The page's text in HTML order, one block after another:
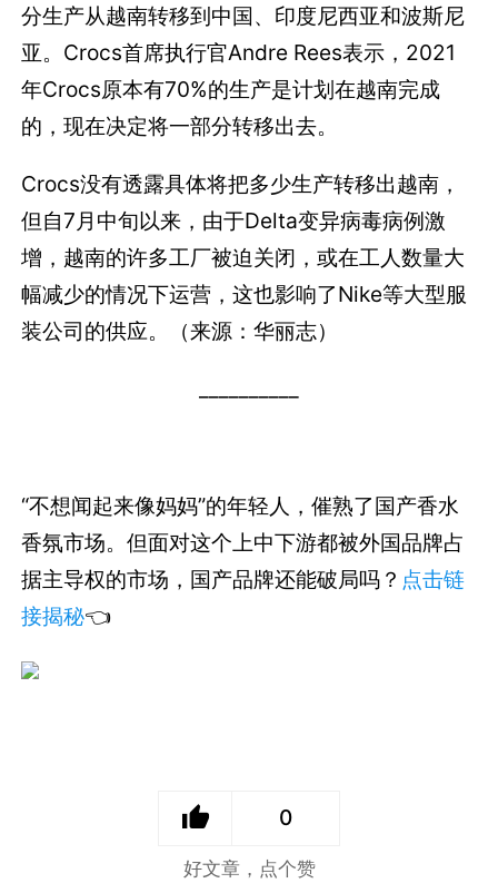
分生产从越南转移到中国、印度尼西亚和波斯尼
亚。Crocs首席执行官Andre Rees表示，2021
年Crocs原本有70%的生产是计划在越南完成
的，现在决定将一部分转移出去。
Crocs没有透露具体将把多少生产转移出越南，
但自7月中旬以来，由于Delta变异病毒病例激
增，越南的许多工厂被迫关闭，或在工人数量大
幅减少的情况下运营，这也影响了Nike等大型服
装公司的供应。（来源：华丽志）
“不想闻起来像妈妈”的年轻人，催熟了国产香水
香氛市场。但面对这个上中下游都被外国品牌占
据主导权的市场，国产品牌还能破局吗？ 点击链
接揭秘👈
0
好文章，点个赞